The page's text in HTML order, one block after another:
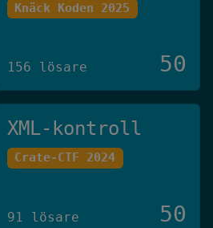
Knäck Koden 2025
156 lösare 50
XML-kontroll
Crate-CTF 2024
91 lösare 50